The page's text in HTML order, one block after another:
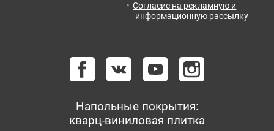
Согласие на рекламную и
информационную рассылку
Напольные покрытия:
кварц-виниловая плитка